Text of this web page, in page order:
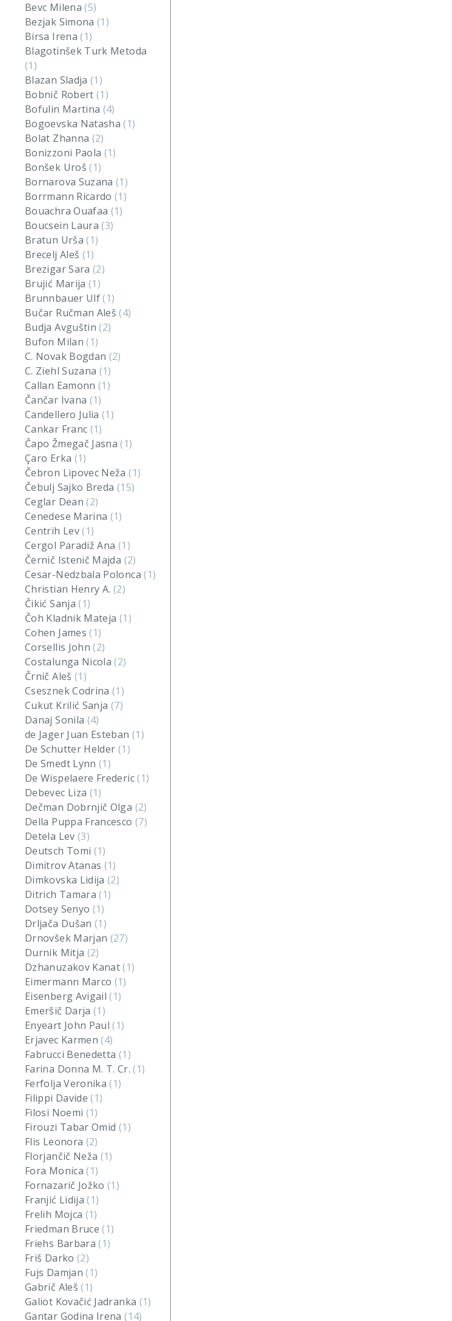
Bevc Milena(5)
Bezjak Simona(1)
Birsa Irena(1)
Blagotinšek Turk Metoda
(1)
Blazan Sladja(1)
Bobnič Robert(1)
Bofulin Martina (4)
Bogoevska Natasha(1)
Bolat Zhanna (2)
Bonizzoni Paola (1)
Bonšek Uroš(1)
Bornarova Suzana(1)
Borrmann Ricardo(1)
Bouachra Ouafaa (1)
Boucsein Laura(3)
Bratun Urša(1)
Brecelj Aleš (1)
Brezigar Sara(2)
Brujić Marija(1)
Brunnbauer Ulf(1)
Bučar Ručman Aleš(4)
Budja Avguštin(2)
Bufon Milan(1)
C. Novak Bogdan (2)
C. Ziehl Suzana (1)
Callan Eamonn(1)
Čančar Ivana (1)
Candellero Julia(1)
Cankar Franc (1)
Čapo Žmegač Jasna(1)
Çaro Erka (1)
Čebron Lipovec Neža(1)
Čebulj Sajko Breda (15)
Ceglar Dean(2)
Cenedese Marina (1)
Centrih Lev(1)
Cergol Paradiž Ana (1)
Černič Istenič Majda (2)
Cesar-Nedzbala Polonca(1)
Christian Henry A. (2)
Čikić Sanja(1)
Čoh Kladnik Mateja (1)
Cohen James(1)
Corsellis John(2)
Costalunga Nicola(2)
Črnič Aleš (1)
Csesznek Codrina(1)
Cukut Krilić Sanja (7)
Danaj Sonila (4)
de Jager Juan Esteban (1)
De Schutter Helder (1)
De Smedt Lynn(1)
De Wispelaere Frederic(1)
Debevec Liza (1)
Dečman Dobrnjič Olga (2)
Della Puppa Francesco (7)
Detela Lev (3)
Deutsch Tomi (1)
Dimitrov Atanas (1)
Dimkovska Lidija(2)
Ditrich Tamara(1)
Dotsey Senyo (1)
Drljača Dušan(1)
Drnovšek Marjan (27)
Durnik Mitja (2)
Dzhanuzakov Kanat(1)
Eimermann Marco (1)
Eisenberg Avigail(1)
Emeršič Darja(1)
Enyeart John Paul(1)
Erjavec Karmen(4)
Fabrucci Benedetta (1)
Farina Donna M. T. Cr.(1)
Ferfolja Veronika(1)
Filippi Davide(1)
Filosi Noemi (1)
Firouzi Tabar Omid (1)
Flis Leonora (2)
Florjančič Neža (1)
Fora Monica(1)
Fornazarič Jožko(1)
Franjić Lidija(1)
Frelih Mojca (1)
Friedman Bruce(1)
Friehs Barbara(1)
Friš Darko (2)
Fujs Damjan(1)
Gabrič Aleš(1)
Galiot Kovačić Jadranka (1)
Gantar Godina Irena(14)